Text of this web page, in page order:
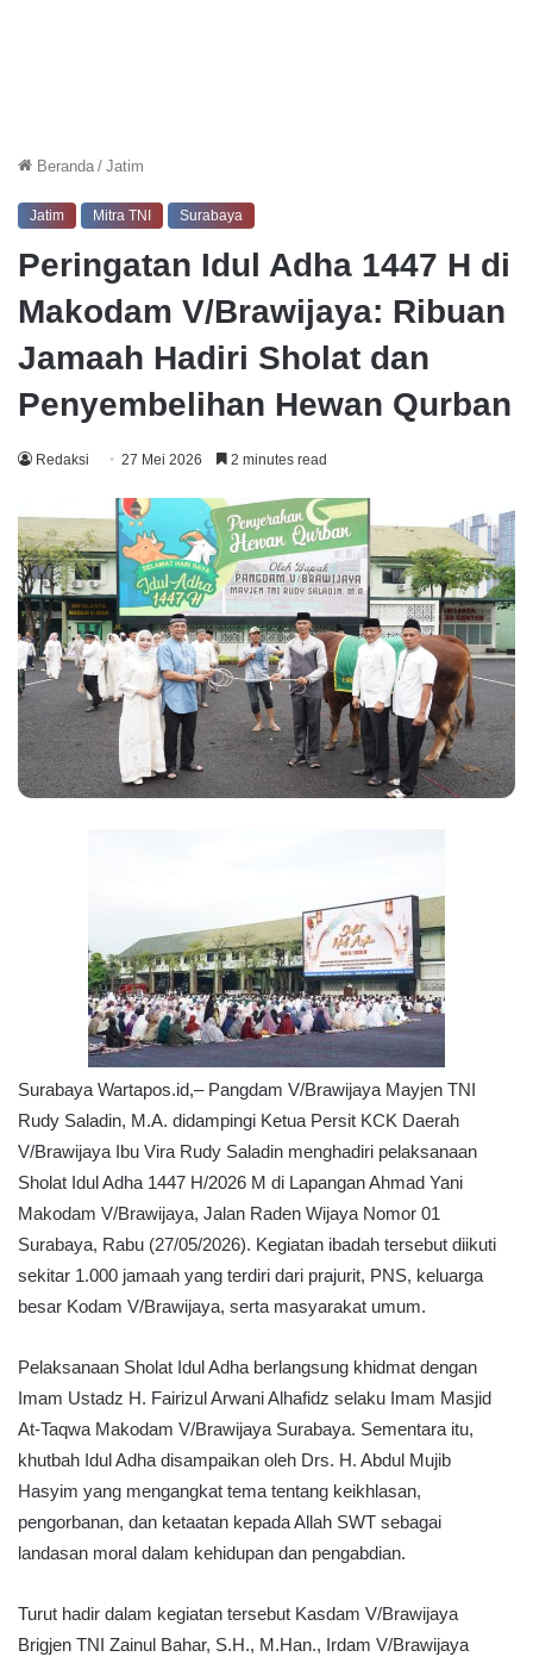
Beranda / Jatim
Jatim Mitra TNI Surabaya
Peringatan Idul Adha 1447 H di
Makodam V/Brawijaya: Ribuan
Jamaah Hadiri Sholat dan
Penyembelihan Hewan Qurban
Redaksi 27 Mei 2026 2 minutes read
Surabaya Wartapos.id,– Pangdam V/Brawijaya Mayjen TNI
Rudy Saladin, M.A. didampingi Ketua Persit KCK Daerah
V/Brawijaya Ibu Vira Rudy Saladin menghadiri pelaksanaan
Sholat Idul Adha 1447 H/2026 M di Lapangan Ahmad Yani
Makodam V/Brawijaya, Jalan Raden Wijaya Nomor 01
Surabaya, Rabu (27/05/2026). Kegiatan ibadah tersebut diikuti
sekitar 1.000 jamaah yang terdiri dari prajurit, PNS, keluarga
besar Kodam V/Brawijaya, serta masyarakat umum.
Pelaksanaan Sholat Idul Adha berlangsung khidmat dengan
Imam Ustadz H. Fairizul Arwani Alhafidz selaku Imam Masjid
At-Taqwa Makodam V/Brawijaya Surabaya. Sementara itu,
khutbah Idul Adha disampaikan oleh Drs. H. Abdul Mujib
Hasyim yang mengangkat tema tentang keikhlasan,
pengorbanan, dan ketaatan kepada Allah SWT sebagai
landasan moral dalam kehidupan dan pengabdian.
Turut hadir dalam kegiatan tersebut Kasdam V/Brawijaya
Brigjen TNI Zainul Bahar, S.H., M.Han., Irdam V/Brawijaya